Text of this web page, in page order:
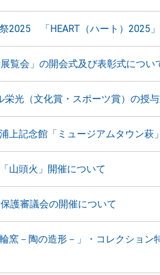
2025 「HEART（ハート）2025
覧会」の開会式及び表彰式につい
栄光（文化賞・スポーツ賞）の授
上記念館「ミュージアムタウン萩
山頭火」開催について
護審議会の開催について
窯－陶の造形－」・コレクション